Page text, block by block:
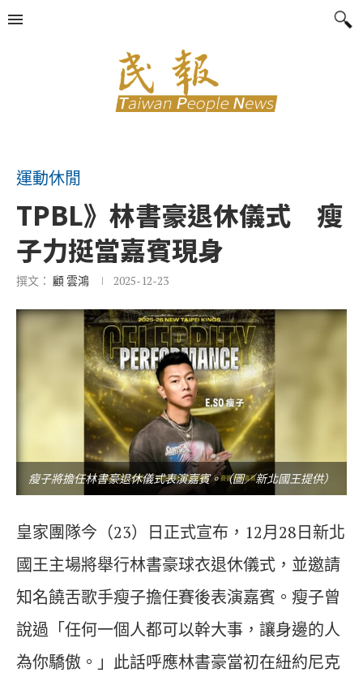
運動休閒
TPBL》林書豪退休儀式 瘦
子力挺當嘉賓現身
撰文： 顧 雲鴻 2025-12-23
瘦子將擔任林書豪退休儀式表演嘉賓。（圖／新北國王提供）
皇家團隊今（23）日正式宣布，12月28日新北
國王主場將舉行林書豪球衣退休儀式，並邀請
知名饒舌歌手瘦子擔任賽後表演嘉賓。瘦子曾
說過「任何一個人都可以幹大事，讓身邊的人
為你驕傲。」此話呼應林書豪當初在紐約尼克